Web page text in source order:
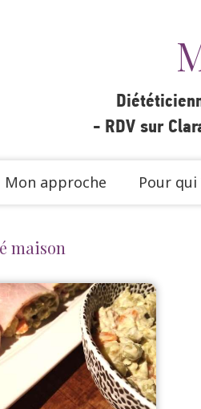
- RDV sur
Mon approche Pour qui
maison